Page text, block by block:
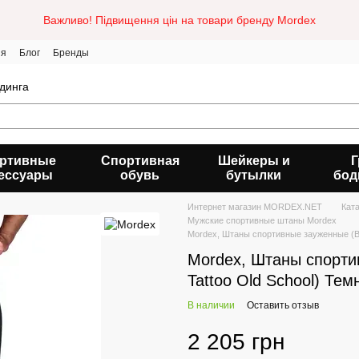
Важливо! Підвищення цін на товари бренду Mordex
Блог Бренды
Спортивная
обувь
Шейкеры и
бутылки
Интернет магазин MORDEX.NET
Мужские спортивные штаны Mordex
Mordex, Штаны спортивные зауженные
Mordex, Штаны
Tattoo Old School)
В наличии Оставить отзыв
2 205 грн